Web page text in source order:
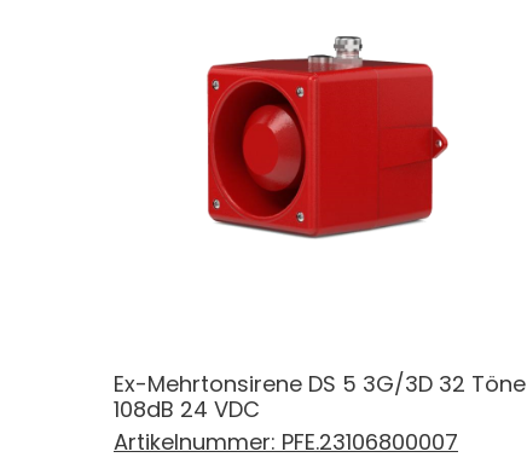
Ex-Mehrtonsirene DS 5 3G/3D 32 Töne
108dB 24 VDC
Artikelnummer: PFE.23106800007